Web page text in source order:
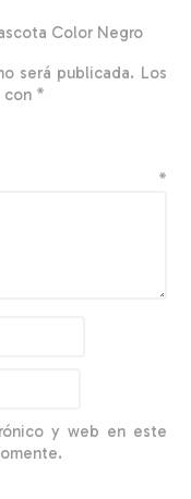
Color Negro
será publicada. Los
con *
*
y web en este